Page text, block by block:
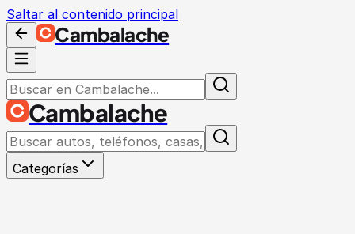
Saltar al contenido principal
Cambalache
Cambalache
Categorías